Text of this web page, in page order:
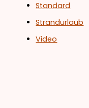
Standard
Strandurlaub
Video